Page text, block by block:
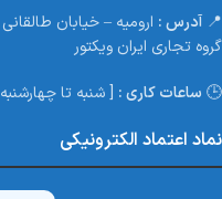
📍 آدرس :
گروه تجاری ایران ویکتور
🕒 ساعات کاری : [ شنبه تا چهارشنبه ۹:۰۰ تا ۱۷:۰۰ / پنجشنبه ۹:۰۰ تا ۱۳:۰۰]
نماد اعتماد الکترونیکی